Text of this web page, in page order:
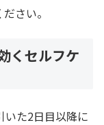
さい。
くセルフケ
いた2日目以降に